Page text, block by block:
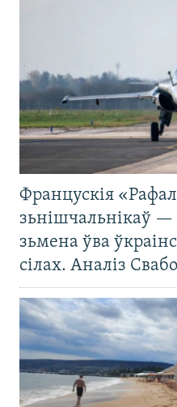
Францускія
зьнішчальнікаў
зьмена ўва
сілах. Аналіз